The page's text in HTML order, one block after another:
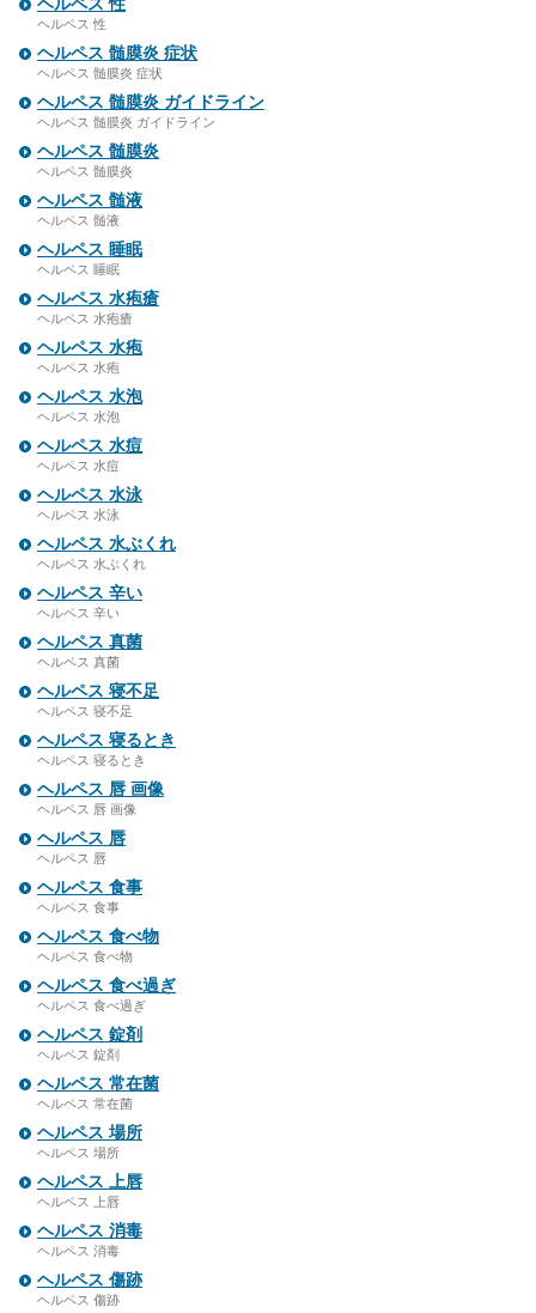
ヘルペス 性
ヘルペス 性
ヘルペス 髄膜炎 症状
ヘルペス 髄膜炎 症状
ヘルペス 髄膜炎 ガイドライン
ヘルペス 髄膜炎 ガイドライン
ヘルペス 髄膜炎
ヘルペス 髄膜炎
ヘルペス 髄液
ヘルペス 髄液
ヘルペス 睡眠
ヘルペス 睡眠
ヘルペス 水疱瘡
ヘルペス 水疱瘡
ヘルペス 水疱
ヘルペス 水疱
ヘルペス 水泡
ヘルペス 水泡
ヘルペス 水痘
ヘルペス 水痘
ヘルペス 水泳
ヘルペス 水泳
ヘルペス 水ぶくれ
ヘルペス 水ぶくれ
ヘルペス 辛い
ヘルペス 辛い
ヘルペス 真菌
ヘルペス 真菌
ヘルペス 寝不足
ヘルペス 寝不足
ヘルペス 寝るとき
ヘルペス 寝るとき
ヘルペス 唇 画像
ヘルペス 唇 画像
ヘルペス 唇
ヘルペス 唇
ヘルペス 食事
ヘルペス 食事
ヘルペス 食べ物
ヘルペス 食べ物
ヘルペス 食べ過ぎ
ヘルペス 食べ過ぎ
ヘルペス 錠剤
ヘルペス 錠剤
ヘルペス 常在菌
ヘルペス 常在菌
ヘルペス 場所
ヘルペス 場所
ヘルペス 上唇
ヘルペス 上唇
ヘルペス 消毒
ヘルペス 消毒
ヘルペス 傷跡
ヘルペス 傷跡